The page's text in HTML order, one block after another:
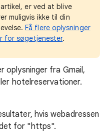
er ved at blive
muligvis ikke til din
Få flere oplysninger
for søgetjenester.
oplysninger fra Gmail,
hotelreservationer.
hvis webadressen
for "https".